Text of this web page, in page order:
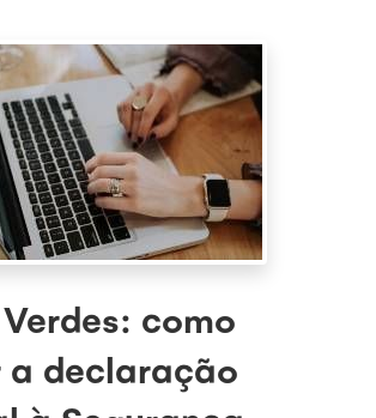
como
a declaração